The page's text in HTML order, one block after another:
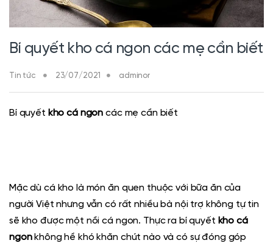
Bí quyết kho cá ngon các mẹ cần biết
Tin tức 23/07/2021 adminor
Bí quyết kho cá ngon các mẹ cần biết
Mặc dù cá kho là món ăn quen thuộc với bữa ăn của
người Việt nhưng vẫn có rất nhiều bà nội trợ không tự tin
sẽ kho được một nồi cá ngon. Thực ra bí quyết kho cá
ngonkhông hề khó khăn chút nào và có sự đóng góp